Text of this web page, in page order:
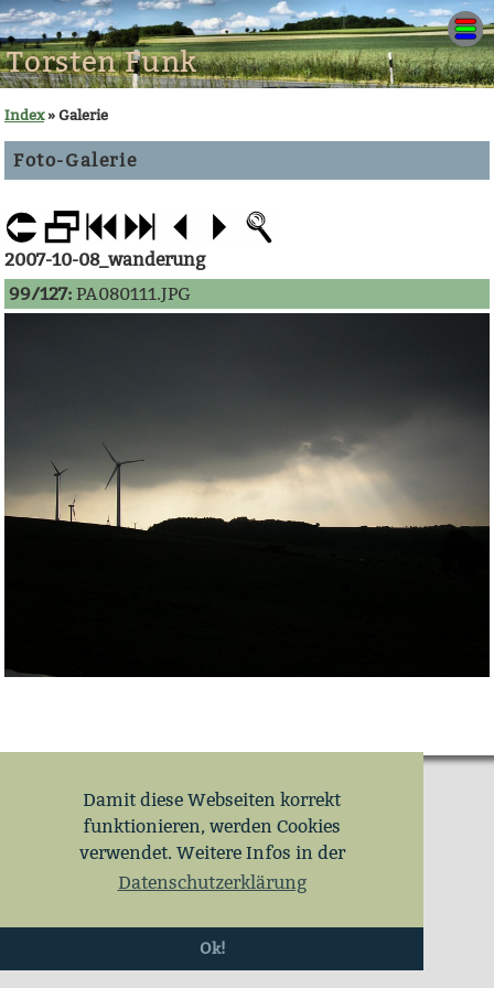
Damit diese Webseiten korrekt
funktionieren, werden Cookies
verwendet. Weitere Infos in der
Datenschutzerklärung
Ok!
Torsten Funk
Index» Galerie
Foto-Galerie
2007-10-08_wanderung
99/127: PA080111.JPG